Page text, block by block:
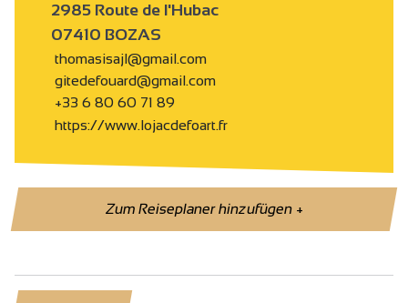
2985 Route de l'Hubac
07410 BOZAS
thomasisajl@gmail.com
gitedefouard@gmail.com
+33 6 80 60 71 89
https://www.lojacdefoart.fr
Zum Reiseplaner hinzufügen+